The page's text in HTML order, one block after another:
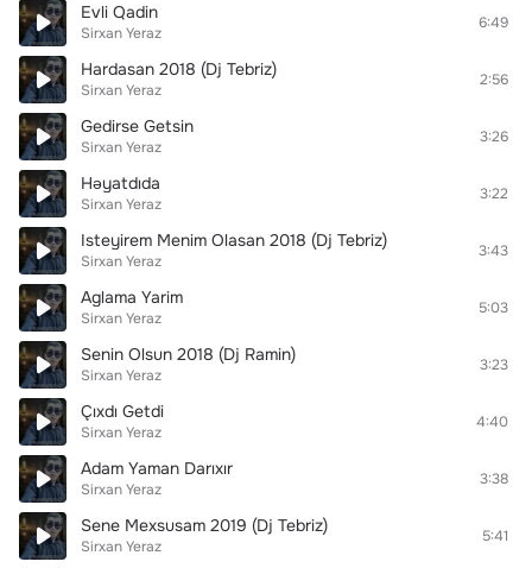
Evli Qadin
Sirxan Yeraz
6:49
Hardasan 2018 (Dj Tebriz)
Sirxan Yeraz
2:56
Gedirse Getsin
Sirxan Yeraz
3:26
Həyatdıda
Sirxan Yeraz
3:22
Isteyirem Menim Olasan 2018 (Dj Tebriz)
Sirxan Yeraz
3:43
Aglama Yarim
Sirxan Yeraz
5:03
Senin Olsun 2018 (Dj Ramin)
Sirxan Yeraz
3:23
Çıxdı Getdi
Sirxan Yeraz
4:40
Adam Yaman Darıxır
Sirxan Yeraz
3:38
Sene Mexsusam 2019 (Dj Tebriz)
Sirxan Yeraz
5:41